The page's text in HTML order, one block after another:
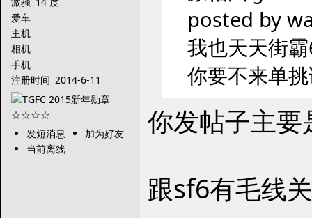
爱车
主机
相机
手机
注册时间 2014-6-11
发短消息
加为好友
当前离线
posted by
我也天天街
你要不来单
你发帖子主
跟sf6有毛线